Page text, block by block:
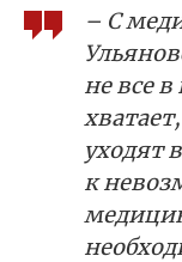
– С
не все в
уходят
к